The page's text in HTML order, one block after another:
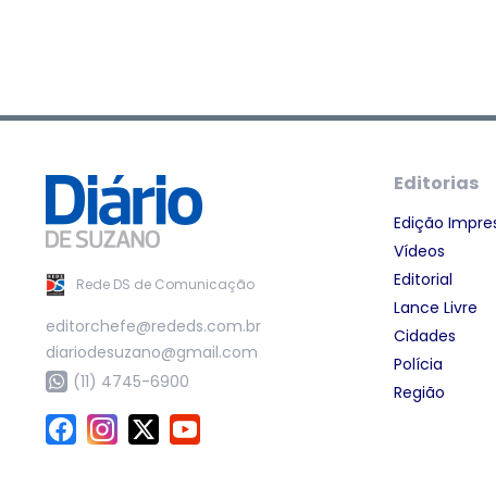
Rede DS de Comunicação
editorchefe@rededs.com.br
diariodesuzano@gmail.com
(11) 4745-6900
Editorias
Edição
Vídeos
Editorial
Lance Livre
Cidades
Polícia
Região